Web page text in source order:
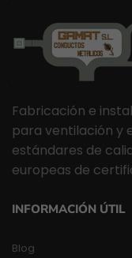
Fabricación e
para ventilación y
estándares de
europeas de
INFORMACIÓN ÚTIL
Blog